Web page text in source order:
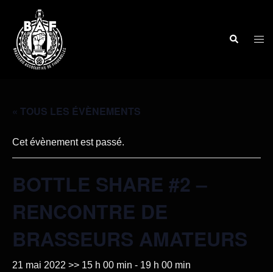
« TOUS LES ÉVÈNEMENTS
Cet évènement est passé.
BOTTLE SHARE #2 –
RENCONTRE DE
BRASSEURS AMATEURS
21 mai 2022 >> 15 h 00 min - 19 h 00 min